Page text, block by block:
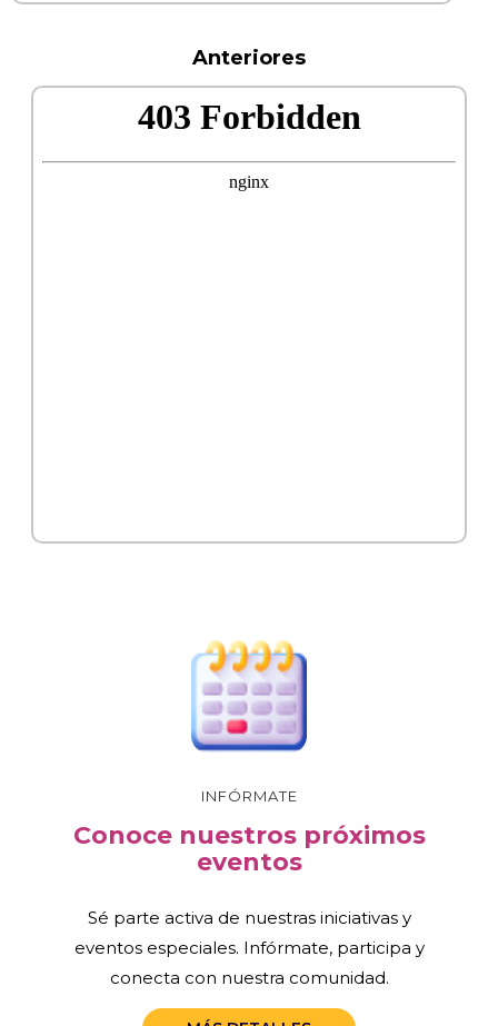
Anteriores
INFÓRMATE
Conoce nuestros próximos
eventos
Sé parte activa de nuestras iniciativas y
eventos especiales. Infórmate, participa y
conecta con nuestra comunidad.